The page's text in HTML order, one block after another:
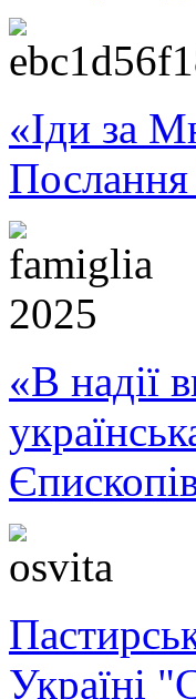
«Іди за
«В надії
Україні